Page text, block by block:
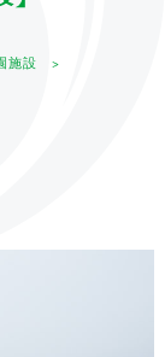
施設 >